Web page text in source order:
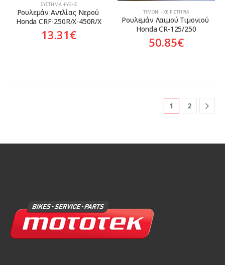
ΣΎΣΤΗΜΑ ΨΎΞΗΣ
Ρουλεμάν Αντλίας Νερού
Honda CRF-250R/X-450R/X
13.31€
ΤΙΜΌΝΙ - ΧΕΙΡΙΣΤΉΡΙΑ
Ρουλεμάν Λαιμού Τιμονιού
Honda CR-125/250
50.85€
1 2